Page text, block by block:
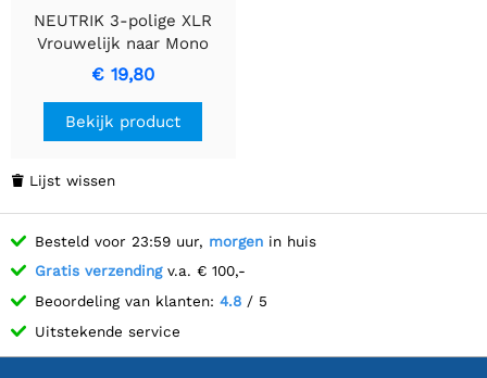
NEUTRIK 3-polige XLR
Vrouwelijk naar Mono
6,35mm Plug Adapter
€ 19,80
Bekijk product
 Lijst wissen
Besteld voor 23:59 uur, morgen in huis
Gratis verzendingv.a. € 100,-
Beoordeling van klanten: 4.8 / 5
Uitstekende service